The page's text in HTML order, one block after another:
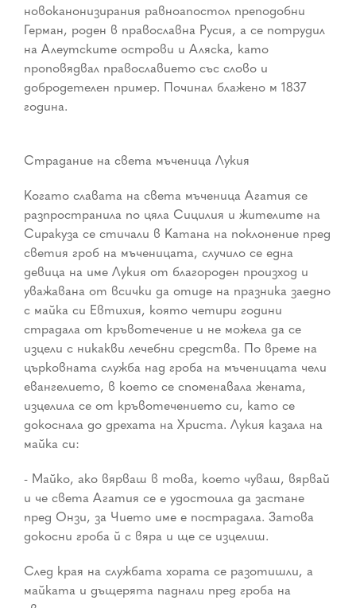
новоканонизирания равноапостол преподобни
Герман, роден в православна Русия, а се потрудил
на Алеутските острови и Аляска, като
проповядвал православието със слово и
добродетелен пример. Починал блажено м 1837
година.
Страдание на света мъченица Лукия
Когато славата на света мъченица Агатия се
разпространила по цяла Сицилия и жителите на
Сиракуза се стичали в Катана на поклонение пред
светия гроб на мъченицата, случило се една
девица на име Лукия от благороден произход и
уважавана от всички да отиде на празника заедно
с майка си Евтихия, която четири години
страдала от кръвотечение и не можела да се
изцели с никакви лечебни средства. По време на
църковната служба над гроба на мъченицата чели
евангелието, в което се споменавала жената,
изцелила се от кръвотечението си, като се
докоснала до дрехата на Христа. Лукия казала на
майка си:
- Майко, ако вярваш в това, което чуваш, вярвай
и че света Агатия се е удостоила да застане
пред Онзи, за Чието име е пострадала. Затова
докосни гроба й с вяра и ще се изцелиш.
След края на службата хората се разотишли, а
майката и дъщерята паднали пред гроба на